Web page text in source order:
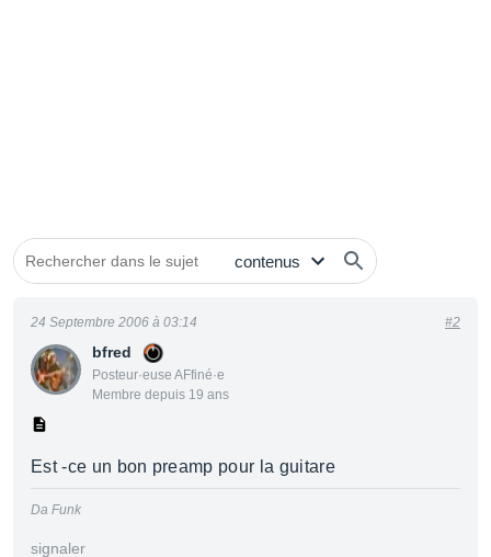
bfred
Posteur·euse AFfiné·e
Membre depuis 19 ans
24 Septembre 2006 à 03:14 #2
Est -ce un bon preamp pour la guitare
Da Funk
signaler